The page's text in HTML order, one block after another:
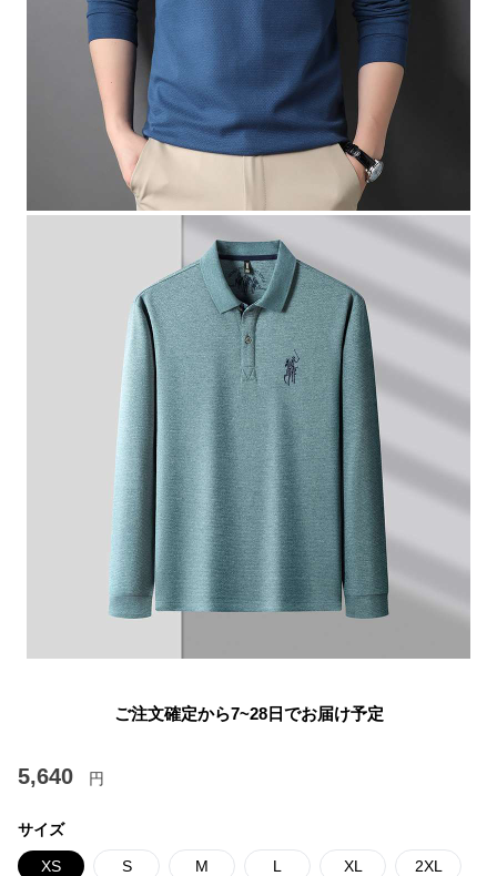
ご注文確定から7~28日でお届け予定
5,640 円
サイズ
XS S M L XL 2XL